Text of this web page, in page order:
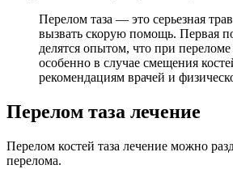
Перелом таза — это серьезная
вызвать скорую помощь. Первая
делятся опытом, что при
особенно в случае смещения
рекомендациям врачей и
Перелом таза лечение
Перелом костей таза лечение можно
перелома.